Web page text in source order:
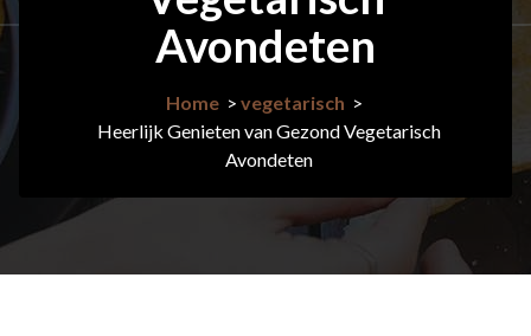
Avondeten
Home> vegetarisch >
Heerlijk Genieten van Gezond Vegetarisch
Avondeten
17mei